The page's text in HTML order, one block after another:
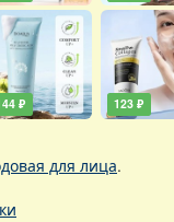
₽ 123 ₽
для лица.